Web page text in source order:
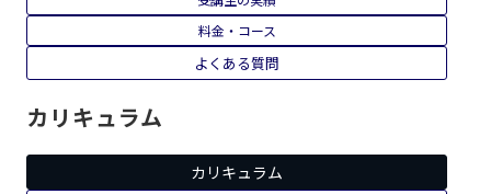
料金・コース
よくある質問
カリキュラム
カリキュラム